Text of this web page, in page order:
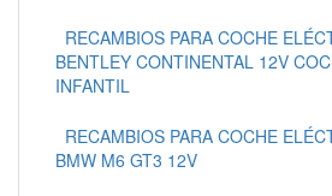
RECAMBIOS PARA COCHE
BENTLEY CONTINENTAL 12V
INFANTIL
RECAMBIOS PARA COCHE
BMW M6 GT3 12V